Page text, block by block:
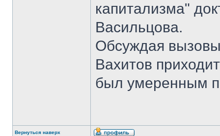
капитализма"
Васильцова.
Обсуждая
Вахитов
был умеренным
Вернуться наверх